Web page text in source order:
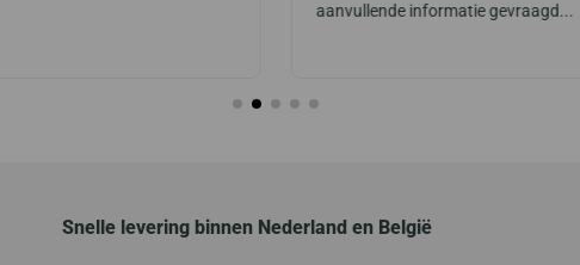
aanvullende informatie gevraagd...
Snelle levering binnen Nederland en België